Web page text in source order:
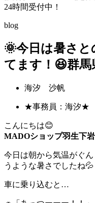
24時間受付中！
blog
🌞今日は暑さ
てます！😆群馬
海汐 沙帆
★事務員：海汐★
こんにちは😊
MADOショップ羽生下
今日は朝から気温がぐ
うような暑さでしたね💦
車に乗り込むと…